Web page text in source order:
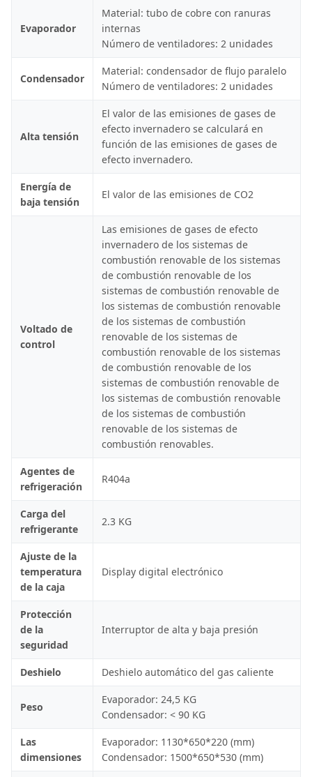
Evaporador
Material: tubo de cobre con ranuras
internas
Número de ventiladores: 2 unidades
Condensador
Material: condensador de flujo paralelo
Número de ventiladores: 2 unidades
Alta tensión
El valor de las emisiones de gases de
efecto invernadero se calculará en
función de las emisiones de gases de
efecto invernadero.
Energía de
baja tensión
El valor de las emisiones de CO2
Voltado de
control
Las emisiones de gases de efecto
invernadero de los sistemas de
combustión renovable de los sistemas
de combustión renovable de los
sistemas de combustión renovable de
los sistemas de combustión renovable
de los sistemas de combustión
renovable de los sistemas de
combustión renovable de los sistemas
de combustión renovable de los
sistemas de combustión renovable de
los sistemas de combustión renovable
de los sistemas de combustión
renovable de los sistemas de
combustión renovables.
Agentes de
refrigeración
R404a
Carga del
refrigerante
2.3 KG
Ajuste de la
temperatura
de la caja
Display digital electrónico
Protección
de la
seguridad
Interruptor de alta y baja presión
Deshielo Deshielo automático del gas caliente
Peso
Evaporador: 24,5 KG
Condensador: < 90 KG
Las
dimensiones
Evaporador: 1130*650*220 (mm)
Condensador: 1500*650*530 (mm)